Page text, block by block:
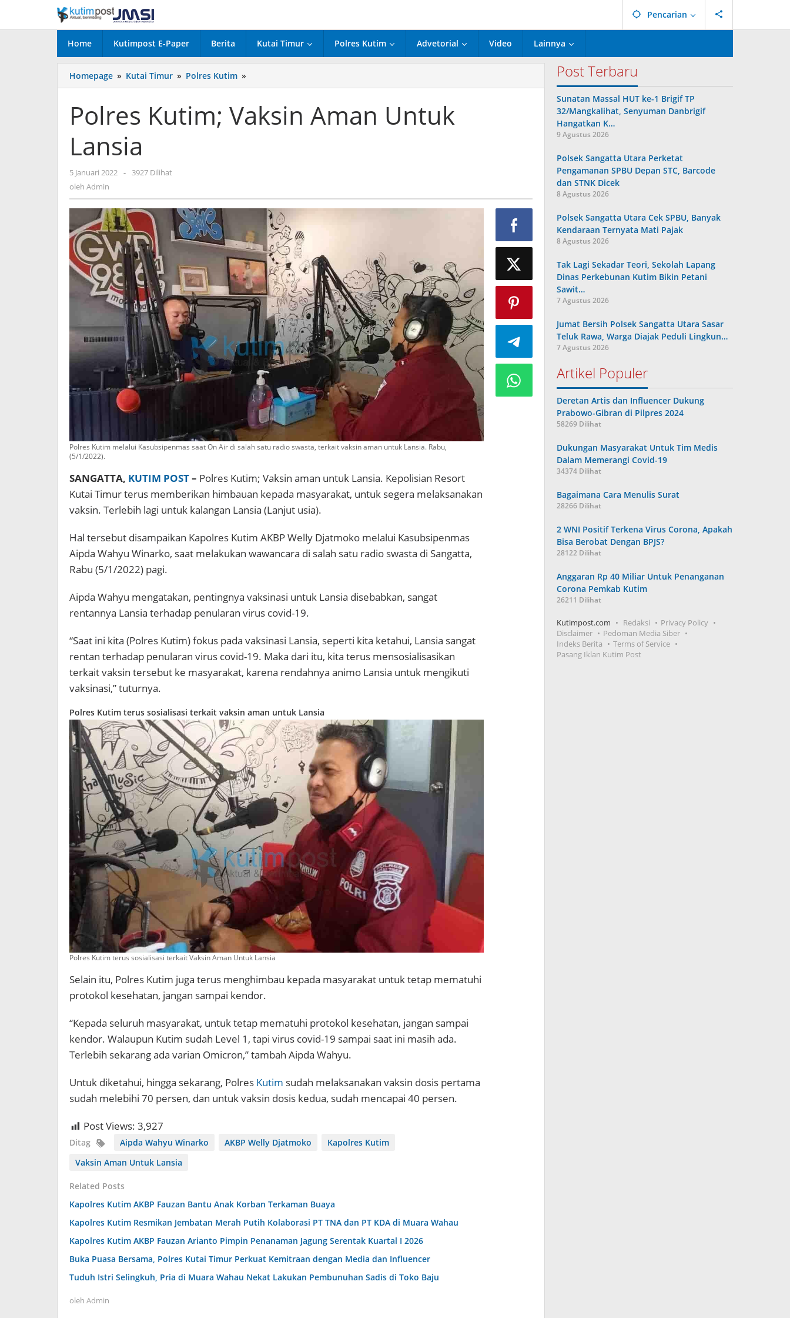
konten
Pencarian
Home Kutimpost E-Paper Berita Kutai Timur Polres Kutim Advetorial Video Lainnya
Homepage » Kutai Timur » Polres Kutim »
Kutim;
Aman
Untuk
Polres Kutim; Vaksin Aman Untuk
Lansia
5 Januari 2022 oleh
- 3927 Dilihat
oleh Admin
Polres Kutim melalui Kasubsipenmas saat On Air di salah satu radio swasta, terkait vaksin aman untuk Lansia. Rabu,
(5/1/2022).
SANGATTA, KUTIM POST– Polres Kutim; Vaksin aman untuk Lansia. Kepolisian Resort
Kutai Timur terus memberikan himbauan kepada masyarakat, untuk segera melaksanakan
vaksin. Terlebih lagi untuk kalangan Lansia (Lanjut usia).
Hal tersebut disampaikan Kapolres Kutim AKBP Welly Djatmoko melalui Kasubsipenmas
Aipda Wahyu Winarko, saat melakukan wawancara di salah satu radio swasta di Sangatta,
Rabu (5/1/2022) pagi.
Aipda Wahyu mengatakan, pentingnya vaksinasi untuk Lansia disebabkan, sangat
rentannya Lansia terhadap penularan virus covid-19.
“Saat ini kita (Polres Kutim) fokus pada vaksinasi Lansia, seperti kita ketahui, Lansia sangat
rentan terhadap penularan virus covid-19. Maka dari itu, kita terus mensosialisasikan
terkait vaksin tersebut ke masyarakat, karena rendahnya animo Lansia untuk mengikuti
vaksinasi,” tuturnya.
Polres Kutim terus sosialisasi terkait vaksin aman untuk Lansia
Polres Kutim terus sosialisasi terkait Vaksin Aman Untuk Lansia
Selain itu, Polres Kutim juga terus menghimbau kepada masyarakat untuk tetap mematuhi
protokol kesehatan, jangan sampai kendor.
“Kepada seluruh masyarakat, untuk tetap mematuhi protokol kesehatan, jangan sampai
kendor. Walaupun Kutim sudah Level 1, tapi virus covid-19 sampai saat ini masih ada.
Terlebih sekarang ada varian Omicron,” tambah Aipda Wahyu.
Untuk diketahui, hingga sekarang, Polres Kutim sudah melaksanakan vaksin dosis pertama
sudah melebihi 70 persen, dan untuk vaksin dosis kedua, sudah mencapai 40 persen.
Post Views: 3,927
Ditag Aipda Wahyu Winarko AKBP Welly Djatmoko
Kapolres Kutim
Vaksin Aman Untuk Lansia
Related Posts
Kapolres Kutim AKBP Fauzan Bantu Anak Korban Terkaman Buaya
Kapolres Kutim Resmikan Jembatan Merah Putih Kolaborasi PT TNA dan PT KDA di Muara Wahau
Kapolres Kutim AKBP Fauzan Arianto Pimpin Penanaman Jagung Serentak Kuartal I 2026
Buka Puasa Bersama, Polres Kutai Timur Perkuat Kemitraan dengan Media dan Influencer
Tuduh Istri Selingkuh, Pria di Muara Wahau Nekat Lakukan Pembunuhan Sadis di Toko Baju
oleh Admin
Post Terbaru
Sunatan Massal HUT ke-1 Brigif TP
32/Mangkalihat, Senyuman Danbrigif
Hangatkan K…
9 Agustus 2026
Polsek Sangatta Utara Perketat
Pengamanan SPBU Depan STC, Barcode
dan STNK Dicek
8 Agustus 2026
Polsek Sangatta Utara Cek SPBU, Banyak
Kendaraan Ternyata Mati Pajak
8 Agustus 2026
Tak Lagi Sekadar Teori, Sekolah Lapang
Dinas Perkebunan Kutim Bikin Petani
Sawit…
7 Agustus 2026
Jumat Bersih Polsek Sangatta Utara Sasar
Teluk Rawa, Warga Diajak Peduli Lingkun…
7 Agustus 2026
Artikel Populer
Deretan Artis dan Influencer Dukung
Prabowo-Gibran di Pilpres 2024
58269 Dilihat
Dukungan Masyarakat Untuk Tim Medis
Dalam Memerangi Covid-19
34374 Dilihat
Bagaimana Cara Menulis Surat
28266 Dilihat
2 WNI Positif Terkena Virus Corona, Apakah
Bisa Berobat Dengan BPJS?
28122 Dilihat
Anggaran Rp 40 Miliar Untuk Penanganan
Corona Pemkab Kutim
26211 Dilihat
Kutimpost.com Redaksi
Privacy Policy
Disclaimer
Pedoman Media Siber
Indeks Berita
Terms of Service
Pasang Iklan Kutim Post